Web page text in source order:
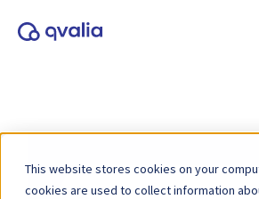
This website stores cookies on your
cookies are used to collect information
Hľadať